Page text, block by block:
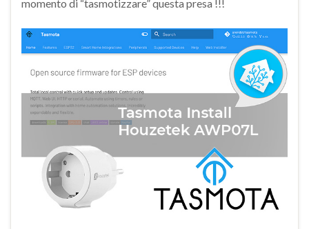
momento di “tasmotizzare” questa presa !!!